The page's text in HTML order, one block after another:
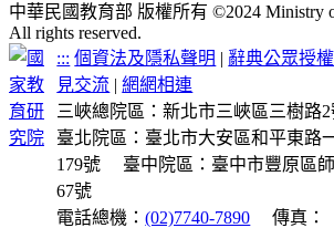
中華民國教育部 版權所有 ©2024 Ministry
All rights reserved.
::: 個資法及隱私聲明 | 辭典公眾授
見交流 |網網相連
三峽總院區：新北市三峽區三樹路2
臺北院區：臺北市大安區和平東路
179號
臺中院區：臺中市豐原區
67號
電話總機：(02)7740-7890
傳真：